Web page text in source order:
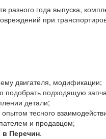
разного года выпуска,
при
двигателя, модификации;
подобрать подходящую
детали;
тесного
и продавцом;
в Перечин.